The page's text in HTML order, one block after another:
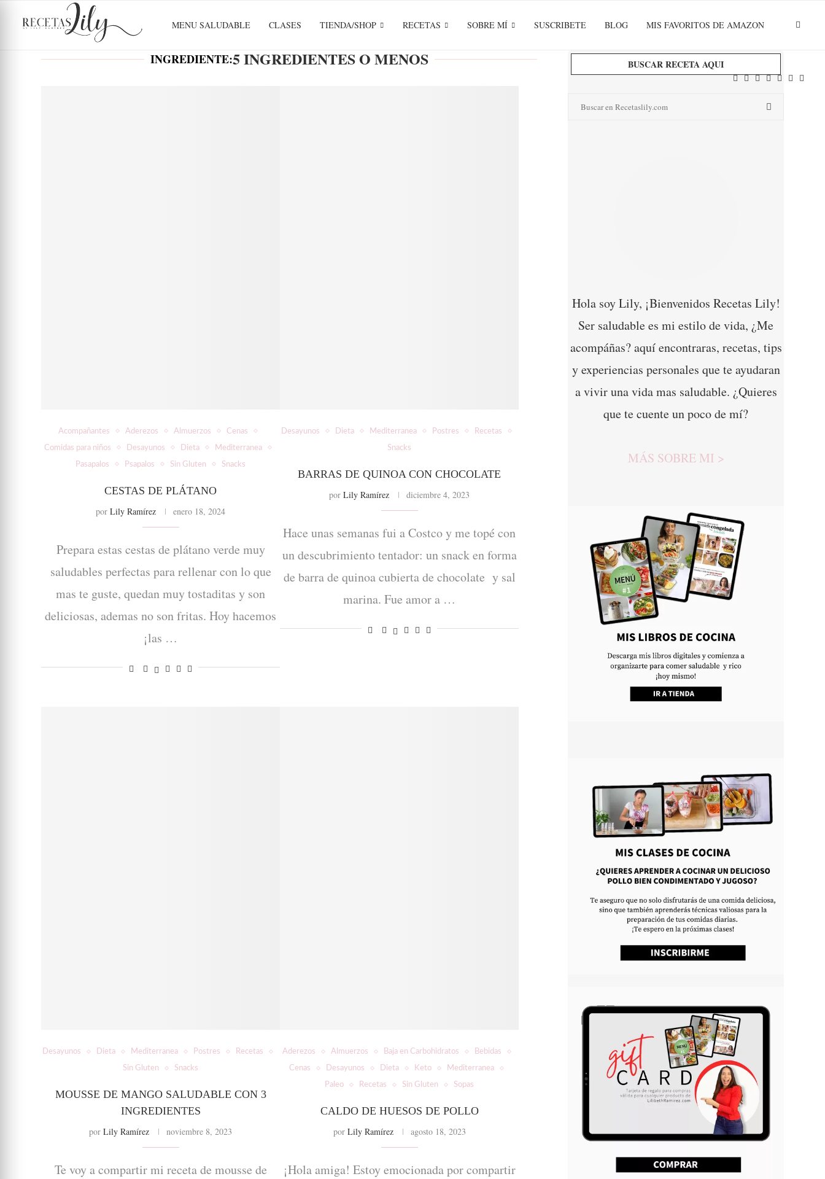
MENU SALUDABLE CLASES TIENDA/SHOP RECETAS SOBRE MÍ SUSCRIBETE BLOG MIS FAVORITOS DE AMAZON
INGREDIENTE:5 INGREDIENTES O MENOS
Acompañantes Aderezos Almuerzos Cenas
Comidas para niños Desayunos Dieta Mediterranea
Pasapalos Psapalos Sin Gluten Snacks
CESTAS DE PLÁTANO
porLily Ramírez enero 18, 2024
Prepara estas cestas de plátano verde muy
saludables perfectas para rellenar con lo que
mas te guste, quedan muy tostaditas y son
deliciosas, ademas no son fritas. Hoy hacemos
¡las …
Desayunos Dieta Mediterranea Postres Recetas
Snacks
BARRAS DE QUINOA CON CHOCOLATE
porLily Ramírez diciembre 4, 2023
Hace unas semanas fui a Costco y me topé con
un descubrimiento tentador: un snack en forma
de barra de quinoa cubierta de chocolate y sal
marina. Fue amor a …
Desayunos Dieta Mediterranea Postres Recetas
Sin Gluten Snacks
MOUSSE DE MANGO SALUDABLE CON 3
INGREDIENTES
porLily Ramírez noviembre 8, 2023
Te voy a compartir mi receta de mousse de
Aderezos Almuerzos Baja en Carbohidratos Bebidas
Cenas Desayunos Dieta Keto Mediterranea
Paleo Recetas Sin Gluten Sopas
CALDO DE HUESOS DE POLLO
por Lily Ramírez agosto 18, 2023
¡Hola amiga! Estoy emocionada por compartir
BUSCAR RECETA AQUI
Hola soy Lily, ¡Bienvenidos Recetas Lily!
Ser saludable es mi estilo de vida, ¿Me
acompáñas? aquí encontraras, recetas, tips
y experiencias personales que te ayudaran
a vivir una vida mas saludable. ¿Quieres
que te cuente un poco de mí?
MÁS SOBRE MI >